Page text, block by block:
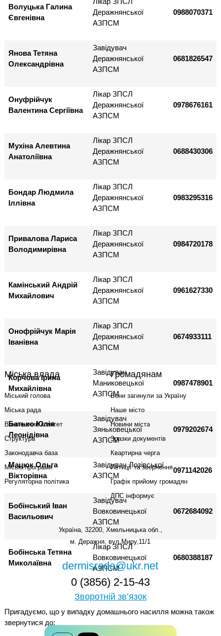
Волуцька Галина
Євгенівна
Деражнянської
АЗПСМ
0988070371
Янова Тетяна
Олександрівна
Завідувач
Деражнянської
АЗПСМ
0681826547
Онуфрійчук
Валентина Сергіївна
Лікар ЗПСЛ
Деражнянської
АЗПСМ
0978676161
Мухіна Алевтина
Анатоліївна
Лікар ЗПСЛ
Деражнянської
АЗПСМ
0688430306
Бондар Людмила
Іллівна
Лікар ЗПСЛ
Деражнянської
АЗПСМ
0983295316
Привалова Лариса
Володимирівна
Лікар ЗПСЛ
Деражнянської
АЗПСМ
0984720178
Камінський Андрій
Михайлович
Лікар ЗПСЛ
Деражнянської
АЗПСМ
0961627330
Онофрійчук Марія
Іванівна
Лікар ЗПСЛ
Деражнянської
АЗПСМ
0674933111
Корчова Ірина
Михайлівна
Завідувач
Маниковецької
АЗПСМ
0987478901
Батько Юлія
Леонідівна
Завідувач
Зяньковецької
АЗПСМ
0979202674
Мацюк Ольга
Вікторівна
Завідувач Лозівської
АЗПСМ
0971142026
Бобінський Іван
Васильович
Завідувач
Вовковинецької
АЗПСМ
0672684092
Бобінська Тетяна
Миколаївна
Лікар ЗПСЛ
Вовковинецької
АЗПСМ
0680388187
Пригадуємо, що у випадку домашнього насилля можна також
звернутися до:
Міська влада
Міський голова
Міська рада
Виконавчий комітет
Структура
Законодавча база
Міські програми
Регуляторна політика
Громадянам
Вони загинули за Україну
Наше місто
Новини міста
Зразки документів
Квартирна черга
Петиції та звернення
Графік прийому громадян
ДПС інформує
Україна, 32200, Хмельницька обл.,
м. Деражня, вул.Миру,11/1
dermisrada@ukr.net
0 (3856) 2-15-43
Зворотній зв’язок